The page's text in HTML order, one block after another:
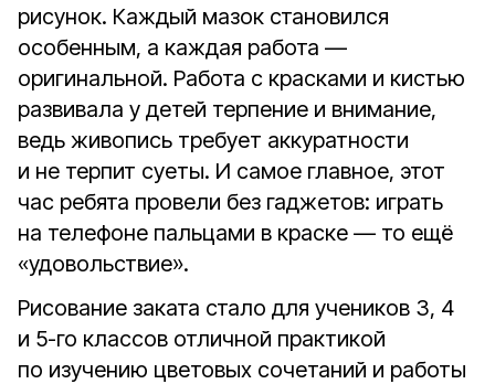
рисунок. Каждый мазок становился
особенным, а каждая работа —
оригинальной. Работа с красками и кистью
развивала у детей терпение и внимание,
ведь живопись требует аккуратности
и не терпит суеты. И самое главное, этот
час ребята провели без гаджетов: играть
на телефоне пальцами в краске — то ещё
«удовольствие».
Рисование заката стало для учеников 3, 4
и 5-го классов отличной практикой
по изучению цветовых сочетаний и работы